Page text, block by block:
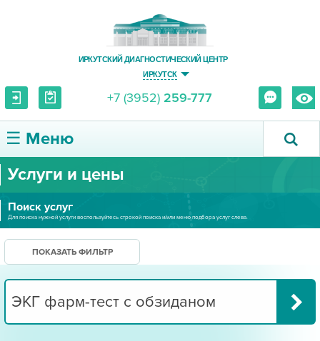
ИРКУТСКИЙ ДИАГНОСТИЧЕСКИЙ ЦЕНТР
ИРКУТСК
+7 (3952) 259-777
☰ Меню
О ЦЕНТРЕ
УСЛУГИ И ЦЕНЫ
ПАЦИЕНТУ
ВРАЧУ
Услуги и цены
Поиск услуг
Для поиска нужной услуги воспользуйтесь строкой поиска и/или меню подбора услуг слева.
ПОКАЗАТЬ ФИЛЬТР